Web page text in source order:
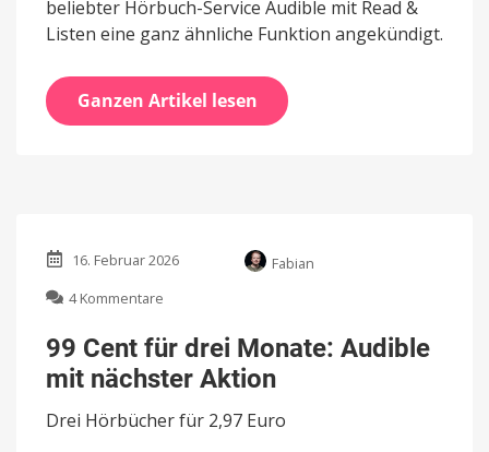
beliebter Hörbuch-Service Audible mit Read &
Listen eine ganz ähnliche Funktion angekündigt.
Ganzen Artikel lesen
16. Februar 2026
Fabian
4 Kommentare
Cent
für
drei
Audible
99 Cent für drei Monate: Audible
mit nächster Aktion
Drei Hörbücher für 2,97 Euro